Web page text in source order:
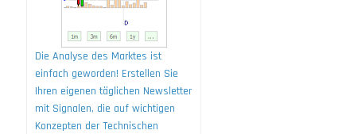
Die Analyse des Marktes ist
einfach geworden! Erstellen Sie
Ihren eigenen täglichen Newsletter
mit Signalen, die auf wichtigen
Konzepten der Technischen